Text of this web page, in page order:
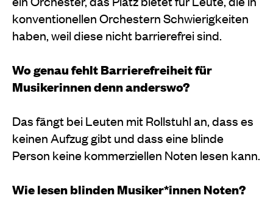
konventionellen Orchestern Schwierigkeiten
haben, weil diese nicht barrierefrei sind.
Wo genau fehlt Barrierefreiheit für
Musikerinnen denn anderswo?
Das fängt bei Leuten mit Rollstuhl an, dass es
keinen Aufzug gibt und dass eine blinde
Person keine kommerziellen Noten lesen kann.
Wie lesen blinden Musiker*innen Noten?